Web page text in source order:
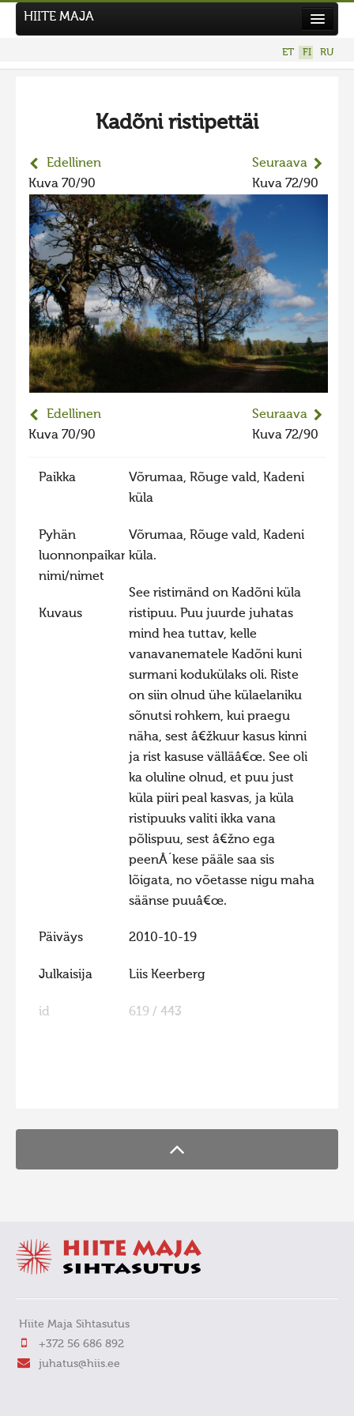
Hiite kuvavõistlus 2026
Hiisien kuvakilpailu 2025
2025 kuvakilpailu lisä
Liikuvad kuvad 2025
Hiisien kuvakilpailu 2024
2024 kuvakilpailu lisä
Liikkuvat kuvat 2024
Hiisien kuvakilpailu 2023
2023 kuvakilpailu lisä
Liikkuvat kuvat 2022
Liikkuvat kuvat 2021
Hiite kuvavõistlus 2020
Liikkuvat kuvat 2020
Hiite kuvavõistlus 2019
Hiite kuvavõistlus 2017
Hiite kuvavõistlus 2016
Hiite kuvavõistlus 2015
Hiite kuvavõistlus 2014
Hiite kuvavõistlus 2013
Hiite kuvavõistlus 2012
Hiite kuvavõistlus 2011
Hiite kuvavõistlus 2010
Hiite kuvavõistlus 2009
HIITE MAJA
ET FI RU
Kadõni ristipettäi
Edellinen
Kuva 70/90
Seuraava
Kuva 72/90
Edellinen
Kuva 70/90
Seuraava
Kuva 72/90
Paikka
Võrumaa, Rõuge vald, Kadeni
küla
Pyhän
luonnonpaikan
nimi/nimet
Võrumaa, Rõuge vald, Kadeni
küla.
Kuvaus
See ristimänd on Kadõni küla
ristipuu. Puu juurde juhatas
mind hea tuttav, kelle
vanavanematele Kadõni kuni
surmani kodukülaks oli. Riste
on siin olnud ühe külaelaniku
sõnutsi rohkem, kui praegu
näha, sest â€žkuur kasus kinni
ja rist kasuse välläâ€œ. See oli
ka oluline olnud, et puu just
küla piiri peal kasvas, ja küla
ristipuuks valiti ikka vana
põlispuu, sest â€žno ega
peenÂ´kese pääle saa sis
lõigata, no võetasse nigu maha
säänse puuâ€œ.
Päiväys 2010-10-19
Julkaisija Liis Keerberg
id 619 / 443
Hiite Maja Sihtasutus
+372 56 686 892
juhatus@hiis.ee